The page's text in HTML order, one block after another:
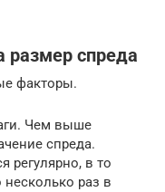
размер спреда
факторы.
Чем выше
спреда.
регулярно, в то
несколько раз в